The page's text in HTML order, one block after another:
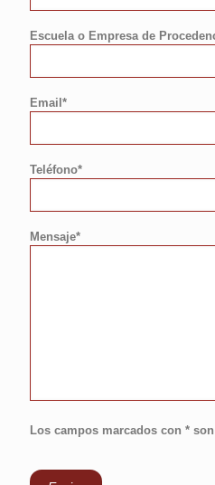
Escuela o Empresa de
Email*
Teléfono*
Mensaje*
Los campos marcados con *